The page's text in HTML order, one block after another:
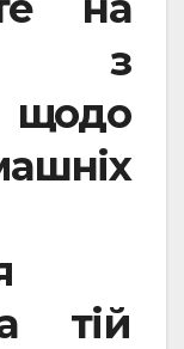
з
щодо
тій